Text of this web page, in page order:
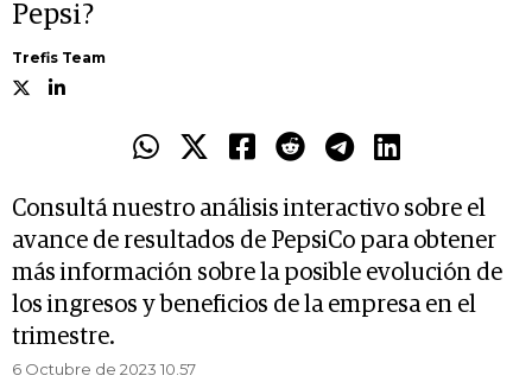
Pepsi?
Trefis Team
Consultá nuestro análisis interactivo sobre el
avance de resultados de PepsiCo para obtener
más información sobre la posible evolución de
los ingresos y beneficios de la empresa en el
trimestre.
6 Octubre de 2023 10.57